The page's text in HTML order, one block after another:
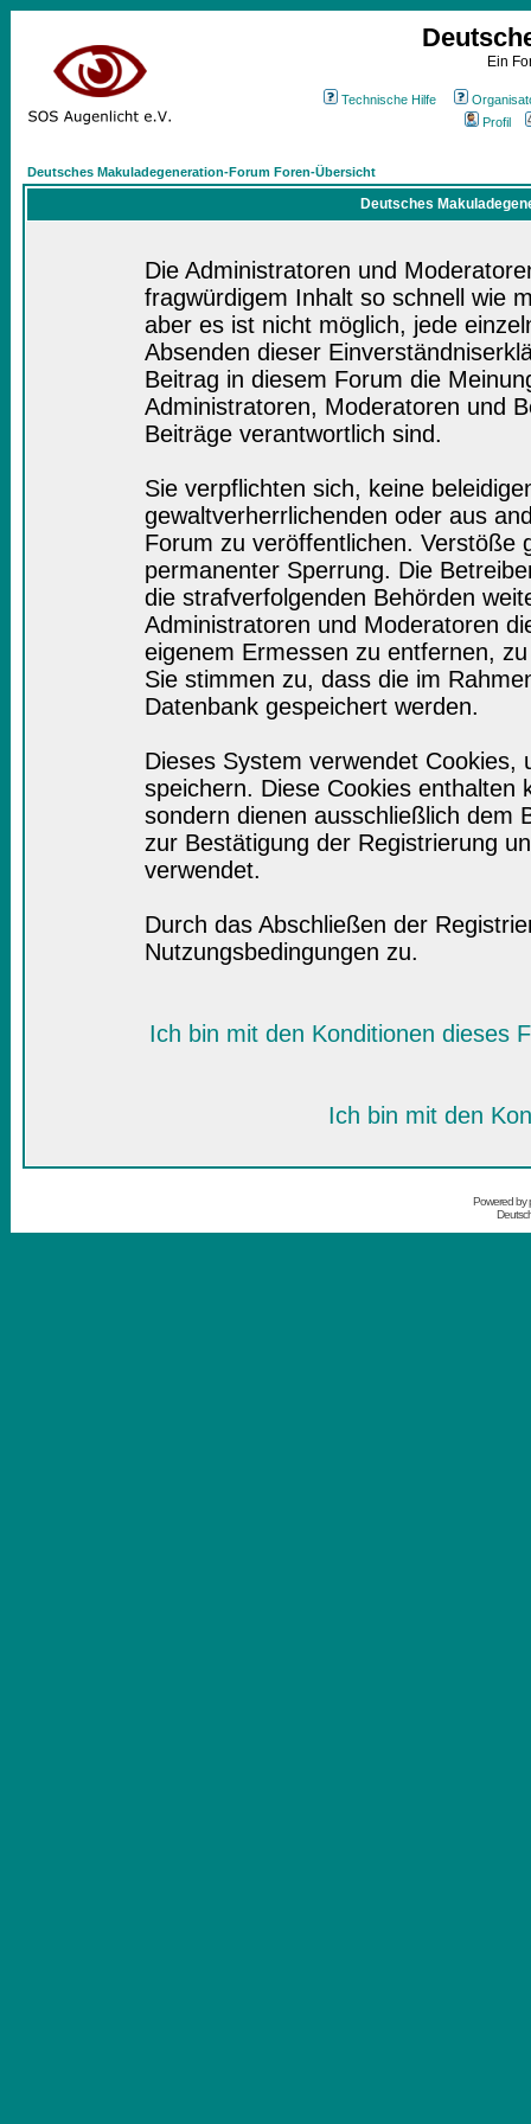
Ein
Technische Hilfe
Profil
Deutsches Makuladegeneration-Forum Foren-Übersicht
Deutsches
Die Administratoren und
fragwürdigem Inhalt so schnell wie
aber es ist nicht möglich, jede
Absenden dieser
Beitrag in diesem Forum die
Administratoren, Moderatoren und
Beiträge verantwortlich sind.
Sie verpflichten sich, keine
gewaltverherrlichenden oder aus
Forum zu veröffentlichen. Verstöße
permanenter Sperrung. Die
die strafverfolgenden Behörden
Administratoren und Moderatoren
eigenem Ermessen zu entfernen,
Sie stimmen zu, dass die im
Datenbank gespeichert werden.
Dieses System verwendet
speichern. Diese Cookies enthalten
sondern dienen ausschließlich dem
zur Bestätigung der Registrierung
verwendet.
Durch das Abschließen der
Nutzungsbedingungen zu.
Ich bin mit den Konditionen dieses
Ich bin mit den
Powered by